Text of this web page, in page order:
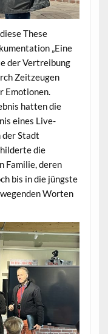
These
„Eine
der Vertreibung
Zeitzeugen
Emotionen.
hatten die
eines Live-
der Stadt
die
Familie, deren
bis in die jüngste
Worten